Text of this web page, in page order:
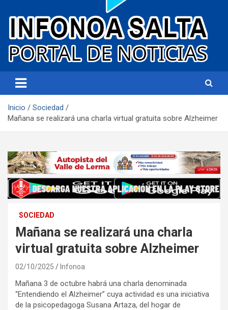
Infonoa Salta
Inicio
Sociedad
Mañana se realizará una charla virtual gratuita sobre Alzheimer
SOCIEDAD
Mañana se realizará una charla
virtual gratuita sobre Alzheimer
02/10/2025 Infonoa
Mañana 3 de octubre habrá una charla denominada
“Entendiendo el Alzheimer” cuya actividad es una iniciativa
de la psicopedagoga Susana Artaza, del hogar de